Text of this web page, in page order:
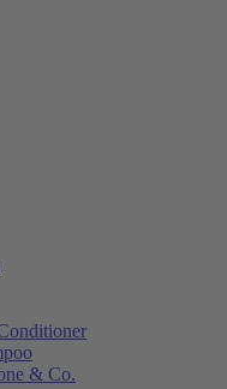
& Co.